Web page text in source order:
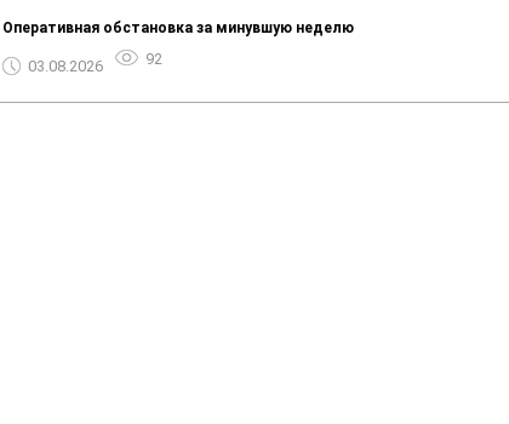
Оперативная обстановка за минувшую неделю
03.08.2026 92